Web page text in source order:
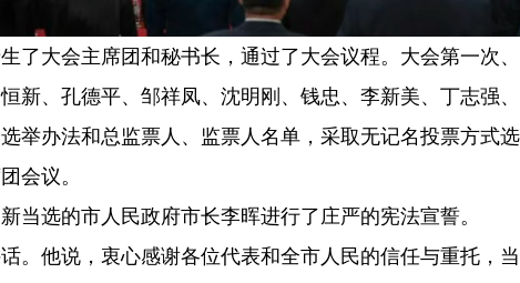
了大会主席团和秘书长，通过了大会议程。大会第一次
新、孔德平、邹祥凤、沈明刚、钱忠、李新美、丁志强、
举办法和总监票人、监票人名单，采取无记名投票方式
会议。
当选的市人民政府市长李晖进行了庄严的宪法宣誓。
。他说，衷心感谢各位代表和全市人民的信任与重托，